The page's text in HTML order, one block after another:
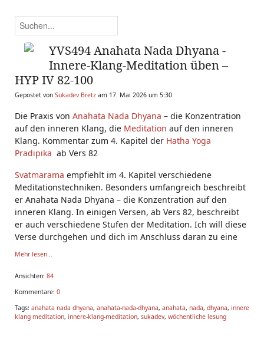
YVS494 Anahata Nada Dhyana -
Innere-Klang-Meditation üben –
HYP IV 82-100
Gepostet von Sukadev Bretz am 17. Mai 2026 um 5:30
Die Praxis von Anahata Nada Dhyana – die Konzentration
auf den inneren Klang, die Meditation auf den inneren
Klang. Kommentar zum 4. Kapitel der Hatha Yoga
Pradipika ab Vers 82
Svatmarama empfiehlt im 4. Kapitel verschiedene
Meditationstechniken. Besonders umfangreich beschreibt
er Anahata Nada Dhyana – die Konzentration auf den
inneren Klang. In einigen Versen, ab Vers 82, beschreibt
er auch verschiedene Stufen der Meditation. Ich will diese
Verse durchgehen und dich im Anschluss daran zu eine
Mehr lesen...
Ansichten: 84
Kommentare: 0
Tags: anahata nada dhyana, anahata-nada-dhyana, anahata, nada, dhyana, innere
klang meditation, innere-klang-meditation, sukadev, wöchentliche lesung